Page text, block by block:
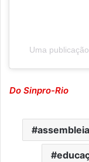
Uma
Do Sinpro-Rio
assembleia